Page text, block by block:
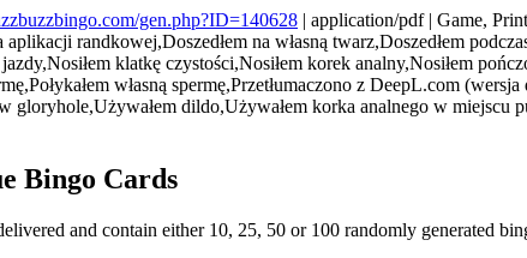
gen.php?ID=140628 | application/pdf| Game,
aplikacji randkowej,Doszedłem na własną twarz,Doszedłem
klatkę czystości,Nosiłem korek analny,Nosiłem
własną spermę,Przetłumaczono z DeepL.com
w gloryhole,Używałem dildo,Używałem korka analnego w miejscu
Bingo Cards
and contain either 10, 25, 50 or 100 randomly generated